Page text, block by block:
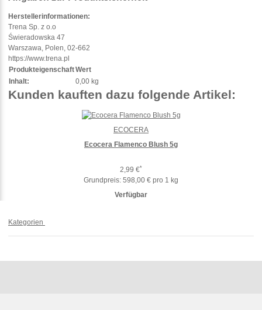
Herstellerinformationen:
Trena Sp. z o.o
Świeradowska 47
Warszawa, Polen, 02-662
https://www.trena.pl
ProdukteigenschaftWert
Inhalt:
0,00 kg
Kunden kauften dazu folgende Artikel:
Ecocera Flamenco Blush 5g
2,99 €*
Grundpreis: 598,00 € pro 1 kg
Verfügbar
ECOCERA
Kategorien